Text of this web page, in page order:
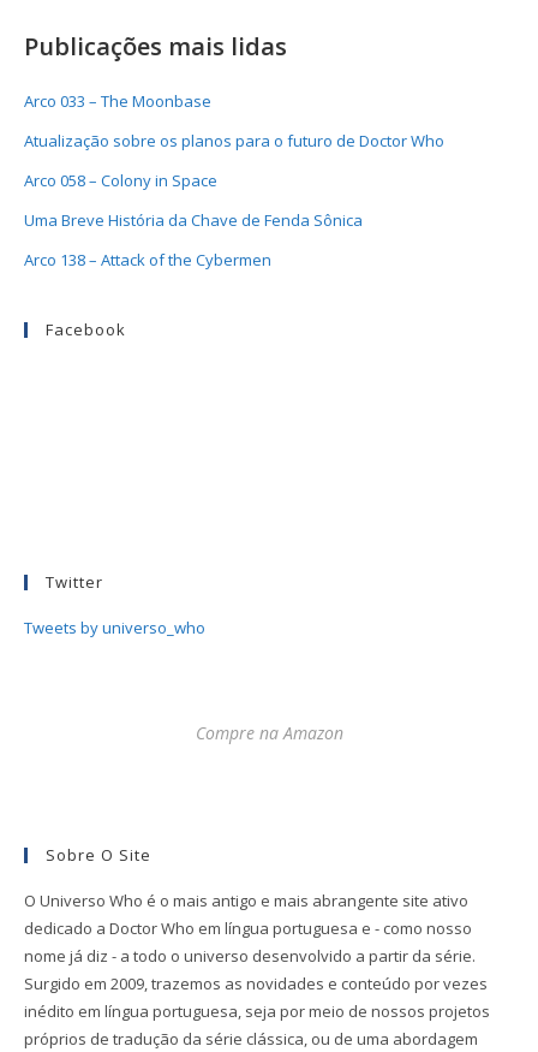
Publicações mais lidas
Arco 033 – The Moonbase
Atualização sobre os planos para o futuro de Doctor Who
Arco 058 – Colony in Space
Uma Breve História da Chave de Fenda Sônica
Arco 138 – Attack of the Cybermen
Facebook
Twitter
Tweets by universo_who
Compre na Amazon
Sobre O Site
O Universo Who é o mais antigo e mais abrangente site ativo
dedicado a Doctor Who em língua portuguesa e - como nosso
nome já diz - a todo o universo desenvolvido a partir da série.
Surgido em 2009, trazemos as novidades e conteúdo por vezes
inédito em língua portuguesa, seja por meio de nossos projetos
próprios de tradução da série clássica, ou de uma abordagem